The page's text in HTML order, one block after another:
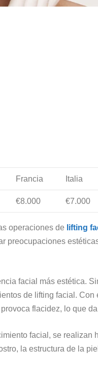
Francia Italia
€8.000 €7.000
operaciones de lifting
preocupaciones
facial más estética.
de lifting facial.
flacidez, lo que
facial, se realizan
la estructura de la